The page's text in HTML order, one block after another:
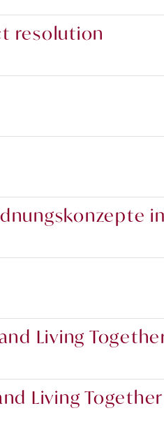
resolution
Living
Living